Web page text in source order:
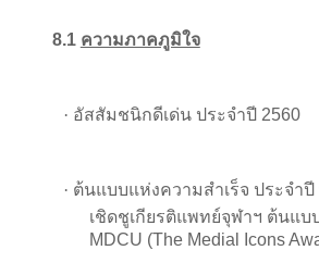
8.1 ความภาคภูมิใจ
· อัสสัมชนิกดีเด่น ประจำปี 2560
· ต้นแบบแห่งความสำเร็จ ประจำปี
เชิดชูเกียรติแพทย์จุฬาฯ ต้นแบ
MDCU (The Medial Icons